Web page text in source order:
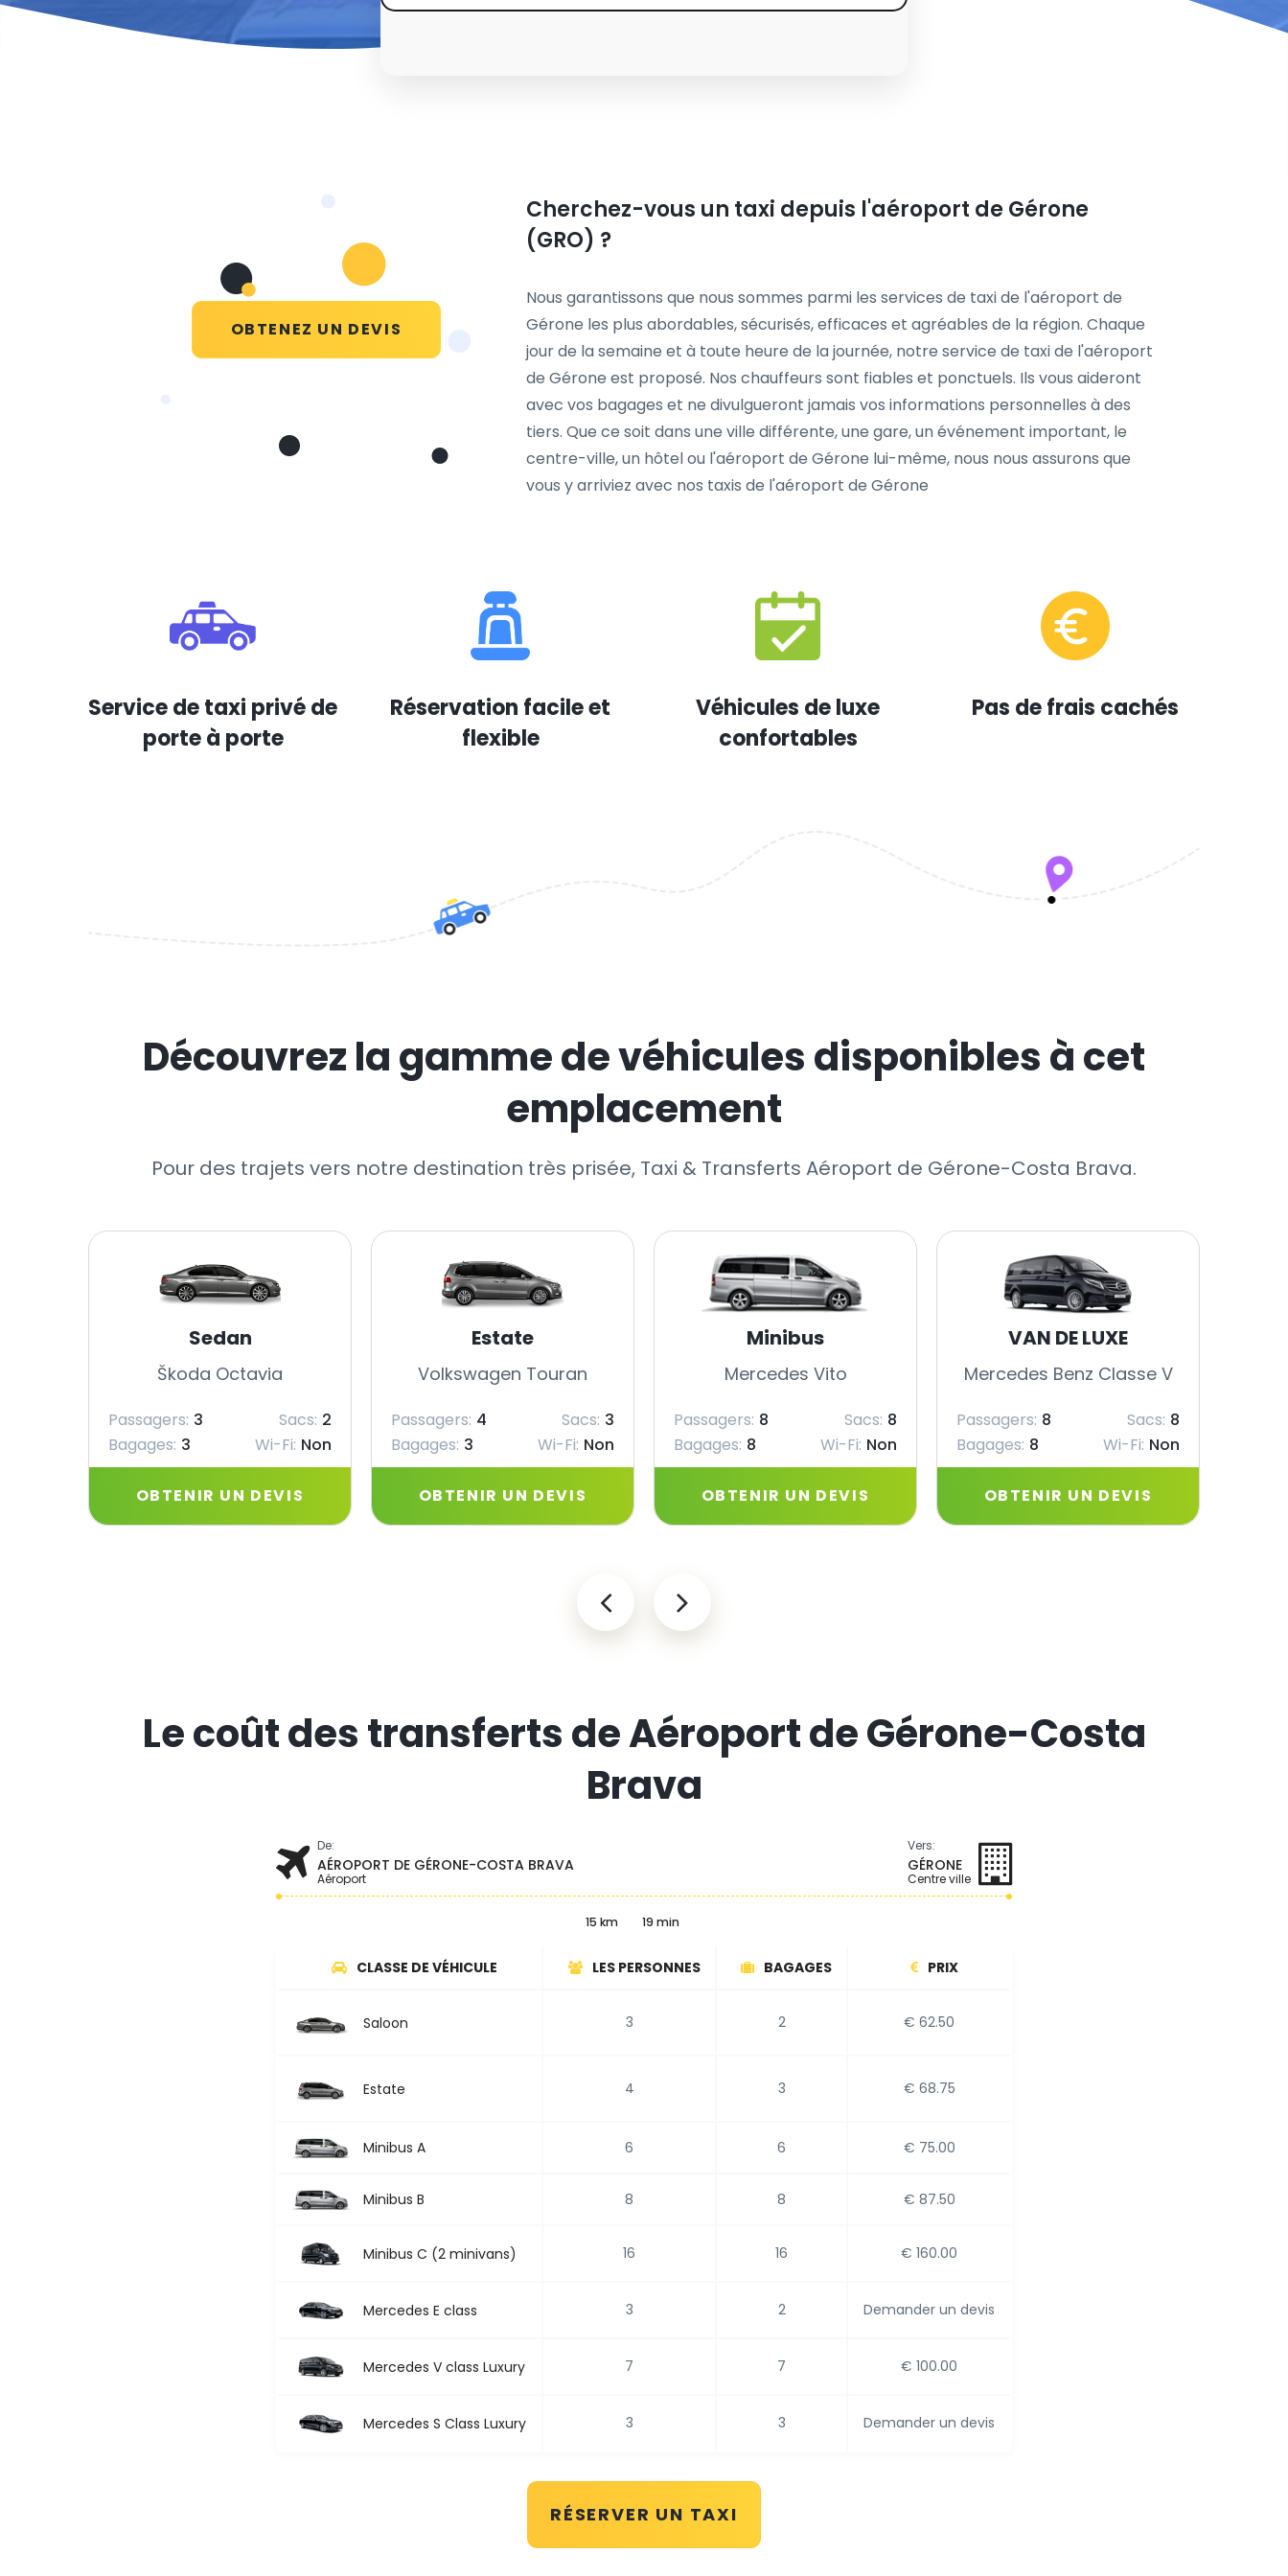
OBTENEZ UN DEVIS
Cherchez-vous un taxi depuis l'aéroport de Gérone
(GRO) ?
Nous garantissons que nous sommes parmi les services de taxi de l'aéroport de
Gérone les plus abordables, sécurisés, efficaces et agréables de la région. Chaque
jour de la semaine et à toute heure de la journée, notre service de taxi de l'aéroport
de Gérone est proposé. Nos chauffeurs sont fiables et ponctuels. Ils vous aideront
avec vos bagages et ne divulgueront jamais vos informations personnelles à des
tiers. Que ce soit dans une ville différente, une gare, un événement important, le
centre-ville, un hôtel ou l'aéroport de Gérone lui-même, nous nous assurons que
vous y arriviez avec nos taxis de l'aéroport de Gérone
Service de taxi privé de
porte à porte
Réservation facile et
flexible
Véhicules de luxe
confortables
Pas de frais cachés
Découvrez la gamme de véhicules disponibles à cet
emplacement
Pour des trajets vers notre destination très prisée, Taxi & Transferts Aéroport de Gérone-Costa Brava.
Sedan
Škoda Octavia
Passagers: 3 Sacs: 2
Bagages: 3 Wi-Fi: Non
OBTENIR UN DEVIS
Estate
Volkswagen Touran
Passagers: 4 Sacs: 3
Bagages: 3 Wi-Fi: Non
OBTENIR UN DEVIS
Minibus
Mercedes Vito
Passagers: 8 Sacs: 8
Bagages: 8 Wi-Fi: Non
OBTENIR UN DEVIS
VAN DE LUXE
Mercedes Benz Classe V
Passagers: 8 Sacs: 8
Bagages: 8 Wi-Fi: Non
OBTENIR UN DEVIS
Le coût des transferts de Aéroport de Gérone-Costa
Brava
De:
AÉROPORT DE GÉRONE-COSTA BRAVA
Aéroport
Vers:
GÉRONE
Centre ville
15 km 19 min
CLASSE DE VÉHICULE LES PERSONNES BAGAGES PRIX
Saloon 3 2 € 62.50
Estate 4 3 € 68.75
Minibus A 6 6 € 75.00
Minibus B 8 8 € 87.50
Minibus C (2 minivans) 16 16 € 160.00
Mercedes E class 3 2 Demander un devis
Mercedes V class Luxury 7 7 € 100.00
Mercedes S Class Luxury 3 3 Demander un devis
RÉSERVER UN TAXI